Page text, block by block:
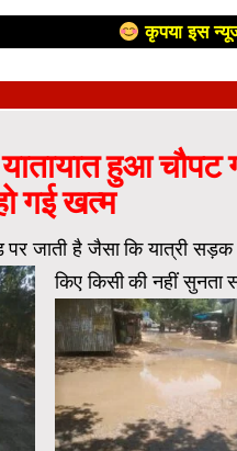
कृपया इस
हुआ चौपट
गई खत्म
जाती है जैसा कि यात्री
किए किसी की नहीं सुनता